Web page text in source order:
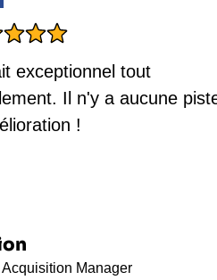
exceptionnel tout
Il n'y a aucune
!
Acquisition Manager